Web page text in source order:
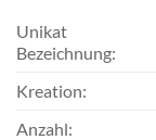
Unikat
Bezeichnung:
Kreation:
Anzahl: